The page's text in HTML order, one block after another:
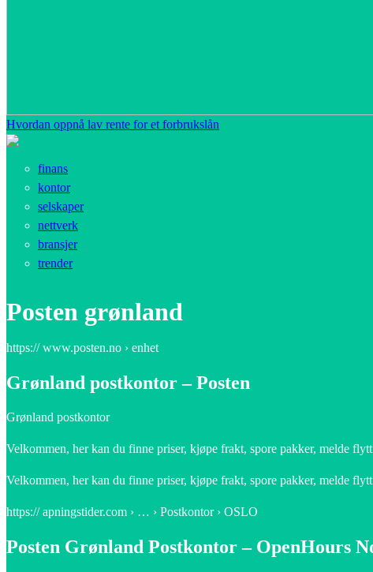
Hvordan oppnå lav rente for et forbrukslån
finans
kontor
selskaper
nettverk
bransjer
trender
Posten grønland
https:// www.posten.no › enhet
Grønland postkontor – Posten
Grønland postkontor
Velkommen, her kan du finne priser, kjøpe frakt, spore pakker, melde
Velkommen, her kan du finne priser, kjøpe frakt, spore pakker, melde
https:// apningstider.com › … › Postkontor › OSLO
Posten Grønland Postkontor – OpenHours